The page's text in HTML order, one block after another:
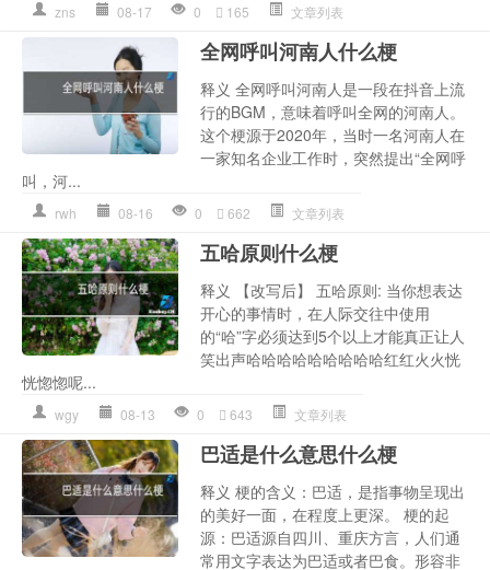
zns 08-17 0 165 文章列表
全网呼叫河南人什么梗
释义 全网呼叫河南人是一段在抖音上流
行的BGM，意味着呼叫全网的河南人。
这个梗源于2020年，当时一名河南人在
一家知名企业工作时，突然提出“全网呼
叫，河...
rwh 08-16 0 662 文章列表
五哈原则什么梗
释义 【改写后】 五哈原则: 当你想表达
开心的事情时，在人际交往中使用
的“哈”字必须达到5个以上才能真正让人
笑出声哈哈哈哈哈哈哈哈哈红红火火恍
恍惚惚呢...
wgy 08-13 0 643 文章列表
巴适是什么意思什么梗
释义 梗的含义：巴适，是指事物呈现出
的美好一面，在程度上更深。 梗的起
源：巴适源自四川、重庆方言，人们通
常用文字表达为巴适或者巴食。形容非